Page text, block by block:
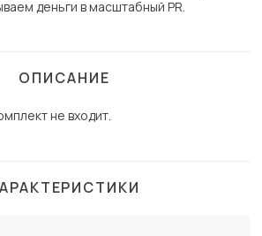
деньги в масштабный PR.
ОПИСАНИЕ
не входит.